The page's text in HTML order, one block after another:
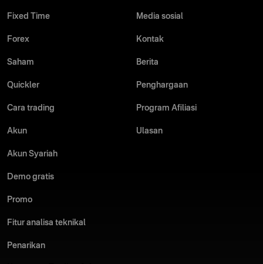
Fixed Time
Forex
Saham
Quickler
Cara trading
Akun
Akun Syariah
Demo gratis
Promo
Fitur analisa teknikal
Penarikan
Media sosial
Kontak
Berita
Penghargaan
Program Afiliasi
Ulasan